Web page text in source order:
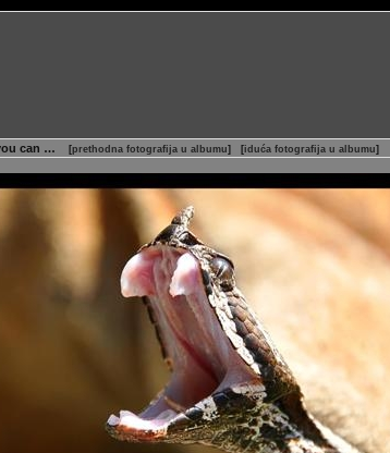
can … [prethodna fotografija u albumu] [iduća fotografija u albumu]